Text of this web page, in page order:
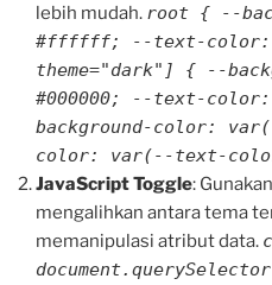
lebih mudah. root { --
#ffffff; --text-color:
theme="dark"] { --
#000000; --text-
background-color:
color: var(--text-
JavaScript Toggle:
mengalihkan antara tema
memanipulasi atribut data.